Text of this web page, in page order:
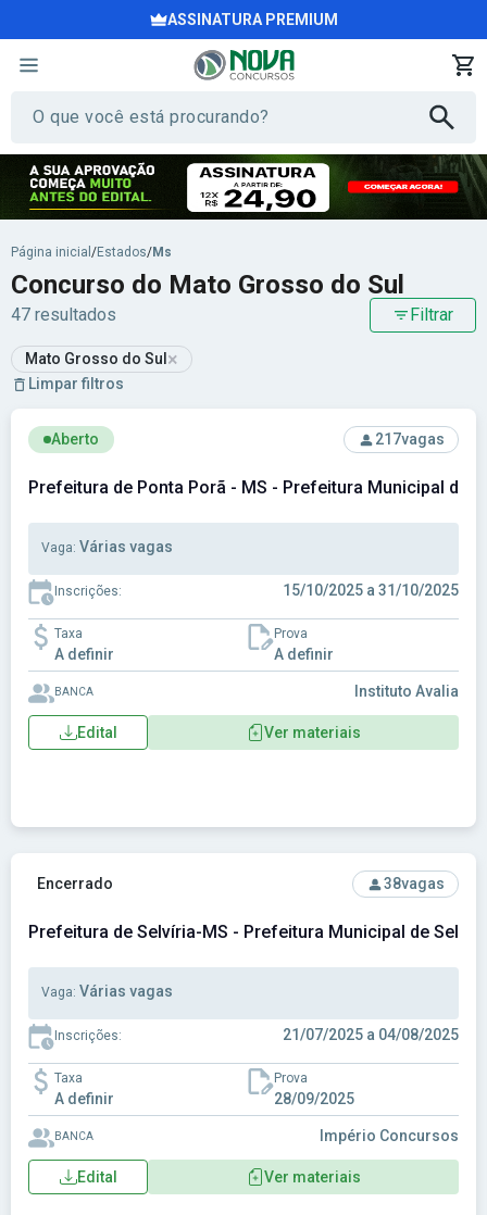
ASSINATURA PREMIUM
Página inicial /Estados/Ms
Concurso do Mato Grosso do Sul
47 resultados Filtrar
Mato Grosso do Sul ×
Limpar filtros
Ver concurso: Prefeitura de Ponta Porã - MS - Prefeitura
Aberto 217vagas
Prefeitura de Ponta Porã - MS - Prefeitura Municipal de
Vaga: Várias vagas
Inscrições: 15/10/2025 a 31/10/2025
Taxa
A definir
Prova
A definir
BANCA Instituto Avalia
Edital Ver materiais
Ver concurso: Prefeitura de Selvíria-MS - Prefeitura
Encerrado 38vagas
Prefeitura de Selvíria-MS - Prefeitura Municipal de
Vaga: Várias vagas
Inscrições: 21/07/2025 a 04/08/2025
Taxa
A definir
Prova
28/09/2025
BANCA Império Concursos
Edital Ver materiais